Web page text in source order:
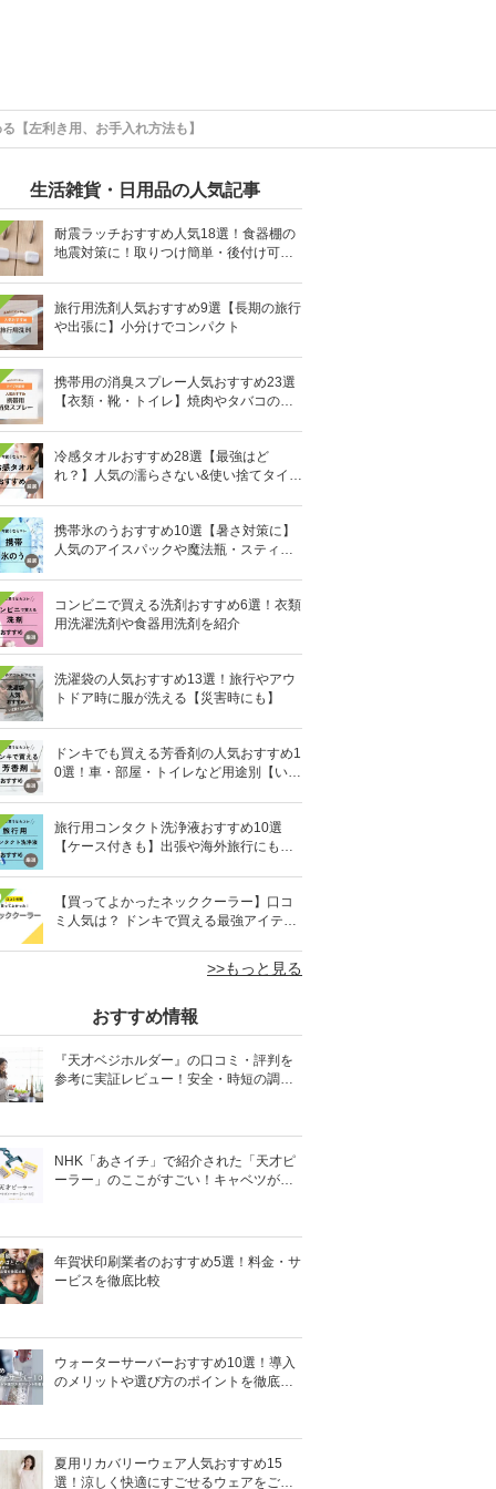
【左利き用、お手入れ方法も】
生活雑貨・日用品の人気記事
耐震ラッチおすすめ人気18選！食器棚の
地震対策に！取りつけ簡単・後付け可能
旅行用洗剤人気おすすめ9選【長期の旅行
や出張に】小分けでコンパクト
携帯用の消臭スプレー人気おすすめ23選
【衣類・靴・トイレ】焼肉やタバコのニ
冷感タオルおすすめ28選【最強はど
れ？】人気の濡らさない&使い捨てタイプ
携帯氷のうおすすめ10選【暑さ対策に】
人気のアイスパックや魔法瓶・スティッ
コンビニで買える洗剤おすすめ6選！衣類
用洗濯洗剤や食器用洗剤を紹介
洗濯袋の人気おすすめ13選！旅行やアウ
トドア時に服が洗える【災害時にも】
ドンキでも買える芳香剤の人気おすすめ1
0選！車・部屋・トイレなど用途別【いい
旅行用コンタクト洗浄液おすすめ10選
【ケース付きも】出張や海外旅行にも便
【買ってよかったネッククーラー】口コ
ミ人気は？ ドンキで買える最強アイテム
>>もっと見る
おすすめ情報
『天才ベジホルダー』の口コミ・評判を
参考に実証レビュー！安全・時短の調理
NHK「あさイチ」で紹介された「天才ピ
ーラー」のここがすごい！キャベツがほ
年賀状印刷業者のおすすめ5選！料金・サ
ービスを徹底比較
ウォーターサーバーおすすめ10選！導入
のメリットや選び方のポイントを徹底解
夏用リカバリーウェア人気おすすめ15
選！涼しく快適にすごせるウェアをご紹